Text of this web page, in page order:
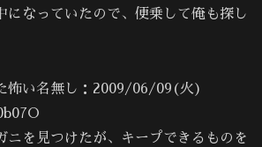
になっていたので、便乗して俺も探し
怖い名無し：2009/06/09(火)
ニを見つけたが、キープできるものを